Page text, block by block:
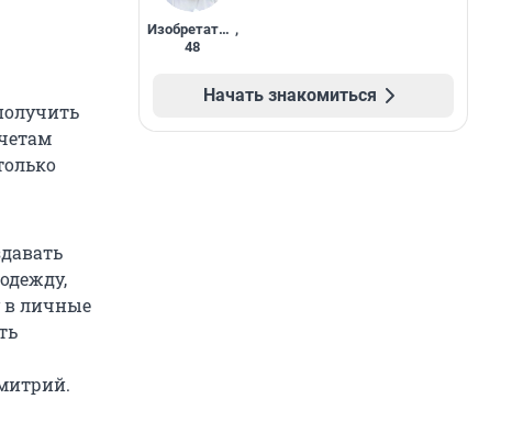
в личные
Изобретатель ,
48
Начать знакомиться